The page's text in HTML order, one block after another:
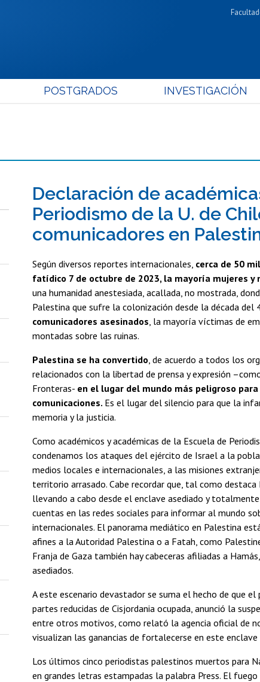
Cs.
POSTGRADOS INVESTIGACIÓN
Declaración de
Periodismo de la U. de
comunicadores en
Según diversos reportes internacionales, cerca de 50
fatídico 7 de octubre de 2023, la mayoría mujeres y
una humanidad anestesiada, acallada, no mostrada,
Palestina que sufre la colonización desde la década del
comunicadores asesinados , la mayoría víctimas de
montadas sobre las ruinas.
Palestina se ha convertido , de acuerdo a todos los
relacionados con la libertad de prensa y expresión
Fronteras- en el lugar del mundo más peligroso
comunicaciones. Es el lugar del silencio para que la
memoria y la justicia.
Como académicos y académicas de la Escuela de
condenamos los ataques del ejército de Israel a la
medios locales e internacionales, a las misiones
territorio arrasado. Cabe recordar que, tal como
llevando a cabo desde el enclave asediado y
cuentas en las redes sociales para informar al mundo
internacionales. El panorama mediático en Palestina
afines a la Autoridad Palestina o a Fatah, como
Franja de Gaza también hay cabeceras afiliadas a
asediados.
A este escenario devastador se suma el hecho de que
partes reducidas de Cisjordania ocupada, anunció la
entre otros motivos, como relató la agencia oficial de
visualizan las ganancias de fortalecerse en este
Los últimos cinco periodistas palestinos muertos para
en grandes letras estampadas la palabra Press. El